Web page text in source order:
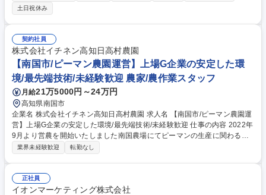
トの資金管理や金融機関との調整をお任せします。 【業務詳細】◆予算管
理、支払管理 ◆契約書管理 ◆事業計画・実績報告の作成 ◆金融機関、取
引先との調整 ※風力発電所、太陽光発電所の事業会社（SPC）の管理を
行う業務です。 募集職種 【東京/アセットマネジメント】JR東日本グルー
プ/在宅勤務可/地方創生に携わる
土日祝休み
契約社員
株式会社イチネン高知日高村農園
【南国市/ピーマン農園運営】上場G企業の安定した環
境/最先端技術/未経験歓迎 農家/農作業スタッフ
月給21万5000円～24万円
高知県南国市
企業名 株式会社イチネン高知日高村農園 求人名 【南国市/ピーマン農園運
営】上場G企業の安定した環境/最先端技術/未経験歓迎 仕事の内容 2022年
9月より営農を開始いたしました南国農場にてピーマンの生産に関わる業
務に携わっていただきます。徐々に体を慣らしていくよう業務の調整は可
荷量を想定し、販売方法を検討、販売ルート探索など、収入を実際に得る
方法を見つけ出していきます。営農計画では、「生産」「販売」「資金」
業界未経験歓迎 転勤なし
正社員
イオンマーケティング株式会社